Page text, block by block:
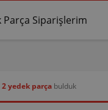
Parça Siparişlerim
2 yedek parça bulduk